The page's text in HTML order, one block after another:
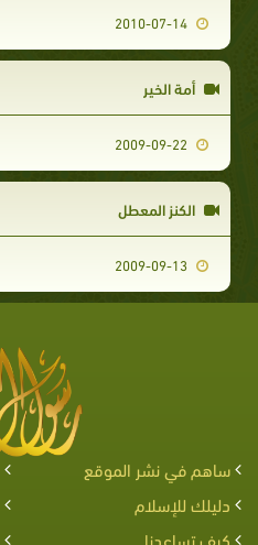
أمة الخير
الكنز المعطل
ساهم في نشر الموقع
دليلك للإسلام
كيف تساعدنا